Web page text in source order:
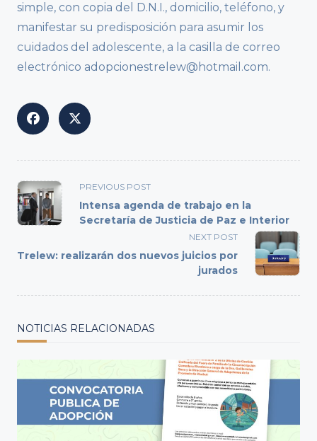
simple, con copia del D.N.I., domicilio, teléfono, y
manifestar su predisposición para asumir los
cuidados del adolescente, a la casilla de correo
electrónico adopcionestrelew@hotmail.com.
<span
class="nav-
subtitle
reader-
PREVIOUS POST
Intensa agenda de trabajo en la
Secretaría de Justicia de Paz e Interior
NEXT POST
Trelew: realizarán dos nuevos juicios por
jurados
NOTICIAS RELACIONADAS